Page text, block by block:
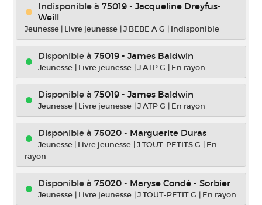
Indisponible à 75019 - Jacqueline Dreyfus-
Weill
Jeunesse | Livre jeunesse |J BEBE A G | Indisponible
Disponible à 75019 - James Baldwin
Jeunesse | Livre jeunesse |J ATP G | En rayon
Disponible à 75019 - James Baldwin
Jeunesse | Livre jeunesse |J ATP G | En rayon
Disponible à 75020 - Marguerite Duras
Jeunesse | Livre jeunesse |J TOUT-PETITS G | En
rayon
Disponible à 75020 - Maryse Condé - Sorbier
Jeunesse | Livre jeunesse |J TOUT-PETIT G | En rayon